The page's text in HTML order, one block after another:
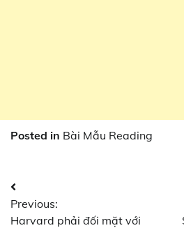
Posted in Bài Mẫu Reading
Điều
hướng
Previous:
Harvard phải đối mặt với